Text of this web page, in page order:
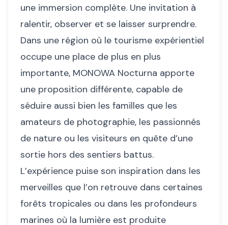
une immersion complète. Une invitation à
ralentir, observer et se laisser surprendre.
Dans une région où le tourisme expérientiel
occupe une place de plus en plus
importante, MONOWA Nocturna apporte
une proposition différente, capable de
séduire aussi bien les familles que les
amateurs de photographie, les passionnés
de nature ou les visiteurs en quête d’une
sortie hors des sentiers battus.
L’expérience puise son inspiration dans les
merveilles que l’on retrouve dans certaines
forêts tropicales ou dans les profondeurs
marines où la lumière est produite